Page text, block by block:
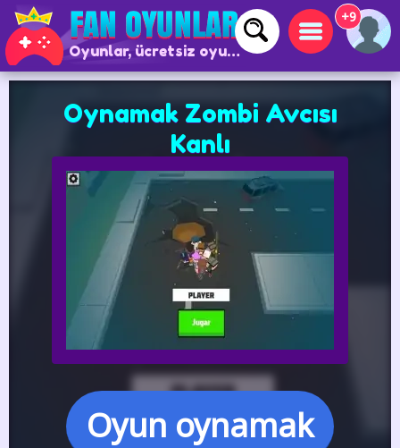
Oyunlar, ücretsiz oyunlar ve çevrimiçi oyunlar
+9
Oynamak Zombi Avcısı
Kanlı
Oyun oynamak